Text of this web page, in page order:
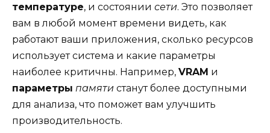
температуре, и состоянии сети. Это позволяет
вам в любой момент времени видеть, как
работают ваши приложения, сколько ресурсов
использует система и какие параметры
наиболее критичны. Например, VRAM и
параметры памяти станут более доступными
для анализа, что поможет вам улучшить
производительность.